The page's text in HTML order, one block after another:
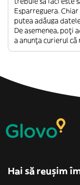
Esparreguera.
putea adăuga
De asemenea, poți
a anunța curierul că
Hai să reușim